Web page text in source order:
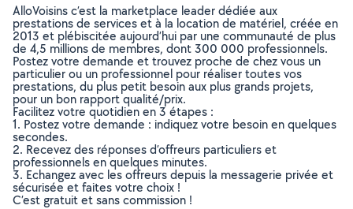
AlloVoisins c’est la marketplace leader dédiée aux
prestations de services et à la location de matériel, créée en
2013 et plébiscitée aujourd’hui par une communauté de plus
de 4,5 millions de membres, dont 300 000 professionnels.
Postez votre demande et trouvez proche de chez vous un
particulier ou un professionnel pour réaliser toutes vos
prestations, du plus petit besoin aux plus grands projets,
pour un bon rapport qualité/prix.
Facilitez votre quotidien en 3 étapes :
1. Postez votre demande : indiquez votre besoin en quelques
secondes.
2. Recevez des réponses d’offreurs particuliers et
professionnels en quelques minutes.
3. Echangez avec les offreurs depuis la messagerie privée et
sécurisée et faites votre choix !
C’est gratuit et sans commission !